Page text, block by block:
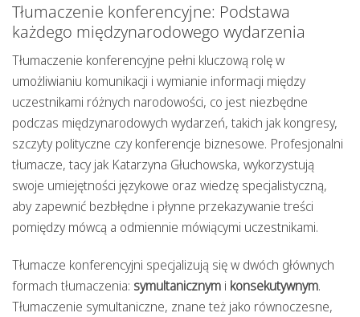
Tłumaczenie konferencyjne: Podstawa
każdego międzynarodowego wydarzenia
Tłumaczenie konferencyjne pełni kluczową rolę w
umożliwianiu komunikacji i wymianie informacji między
uczestnikami różnych narodowości, co jest niezbędne
podczas międzynarodowych wydarzeń, takich jak kongresy,
szczyty polityczne czy konferencje biznesowe. Profesjonalni
tłumacze, tacy jak Katarzyna Głuchowska, wykorzystują
swoje umiejętności językowe oraz wiedzę specjalistyczną,
aby zapewnić bezbłędne i płynne przekazywanie treści
pomiędzy mówcą a odmiennie mówiącymi uczestnikami.
Tłumacze konferencyjni specjalizują się w dwóch głównych
formach tłumaczenia: symultanicznym i konsekutywnym.
Tłumaczenie symultaniczne, znane też jako równoczesne,